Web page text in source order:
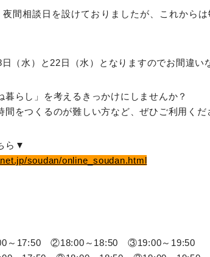
間相談日を設けておりましたが、これからは
（水）と22日（水）となりますのでお間違い
暮らし」を考えるきっかけにしませんか？
間をつくるのが難しい方など、ぜひご利用くだ
ら▼
soudan/online_soudan.html
～17:50 ②18:00～18:50 ③19:00～19:50